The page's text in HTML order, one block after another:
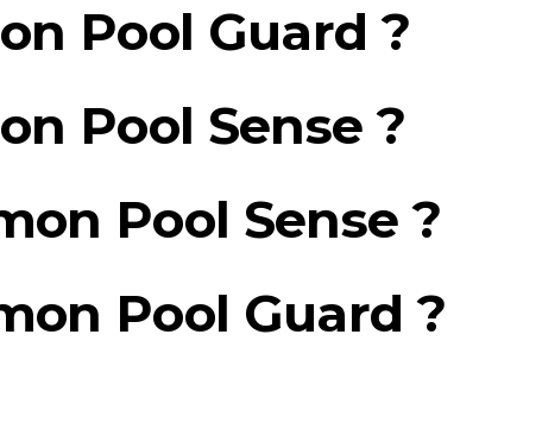
Pool Guard ?
Pool Sense ?
Pool Sense ?
Pool Guard ?